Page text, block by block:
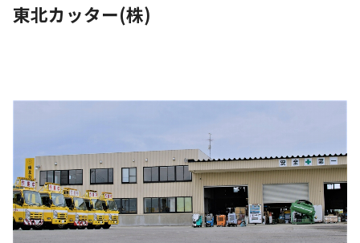
TSR-PLUS
会社案内
商品・サービス
導入事例
採用情報
東北カッター(株)